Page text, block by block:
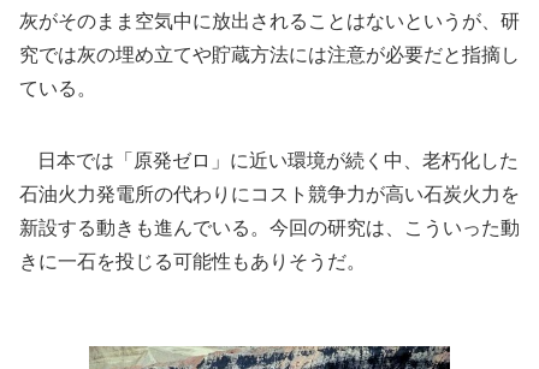
灰がそのまま空気中に放出されることはないというが、研
究では灰の埋め立てや貯蔵方法には注意が必要だと指摘し
ている。
日本では「原発ゼロ」に近い環境が続く中、老朽化した
石油火力発電所の代わりにコスト競争力が高い石炭火力を
新設する動きも進んでいる。今回の研究は、こういった動
きに一石を投じる可能性もありそうだ。